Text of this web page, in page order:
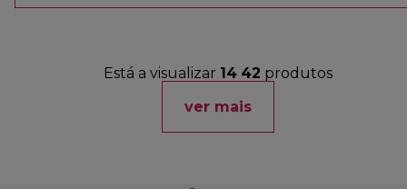
Está a visualizar 14 42 produtos
ver mais